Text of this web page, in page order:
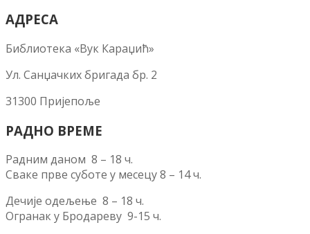
АДРЕСА
Библиотека «Вук Караџић»
Ул. Санџачких бригада бр. 2
31300 Пријепоље
РАДНО ВРЕМЕ
Радним даном 8 – 18 ч.
Сваке прве суботе у месецу 8 – 14 ч.
Дечије одељење 8 – 18 ч.
Огранак у Бродареву 9-15 ч.